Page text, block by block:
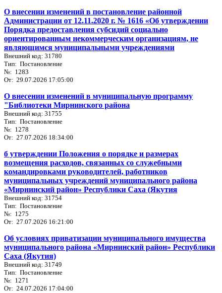
О внесении изменений в постановление районной
Администрации от 12.11.2020 г. № 1616 «Об утверждении
Порядка предоставления субсидий социально
ориентированным некоммерческим организациям, не
являющимся муниципальными учреждениями
Внешний код: 31780
Тип: Постановление
№: 1283
От: 29.07.2026 17:05:00
О внесении изменений в муниципальную программу
"Библиотеки Мирнинского района
Внешний код: 31755
Тип: Постановление
№: 1278
От: 27.07.2026 18:34:00
б утверждении Положения о порядке и размерах
возмещения расходов, связанных со служебными
командировками руководителей, работников
муниципальных учреждений муниципального района
«Мирнинский район» Республики Саха (Якутия
Внешний код: 31754
Тип: Постановление
№: 1275
От: 27.07.2026 16:21:00
Об условиях приватизации муниципального имущества
муниципального района «Мирнинский район» Республики
Саха (Якутия)
Внешний код: 31749
Тип: Постановление
№: 1271
От: 24.07.2026 17:04:00